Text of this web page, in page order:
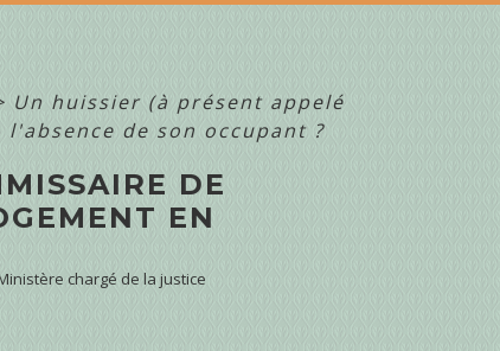
Un huissier (à présent appelé
de son occupant ?
DE
EN
chargé de la justice